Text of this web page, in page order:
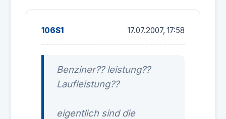
106S1 17.07.2007, 17:58
Benziner?? leistung??
Laufleistung??
eigentlich sind die